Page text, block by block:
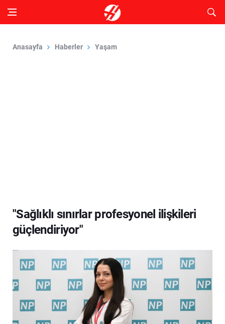
Anasayfa Haberler Yaşam
"Sağlıklı sınırlar profesyonel ilişkileri
güçlendiriyor"